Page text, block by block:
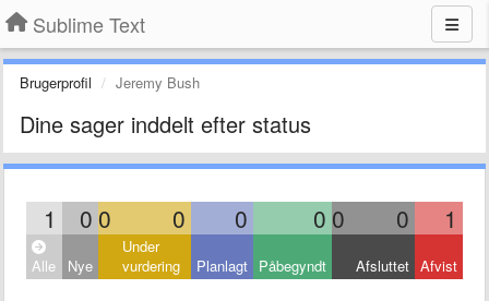
Sublime Text
Brugerprofil Jeremy Bush
Dine sager inddelt efter status
1 0 0 0 0 0 0 0 1
Alle Nye
Under
vurdering
Planlagt Påbegyndt Afsluttet Afvist